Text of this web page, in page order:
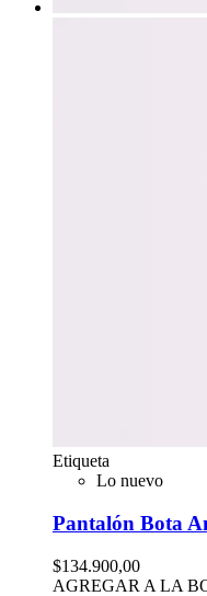
Etiqueta
Lo nuevo
Pantalón Bota
$134.900,00
AGREGAR A LA